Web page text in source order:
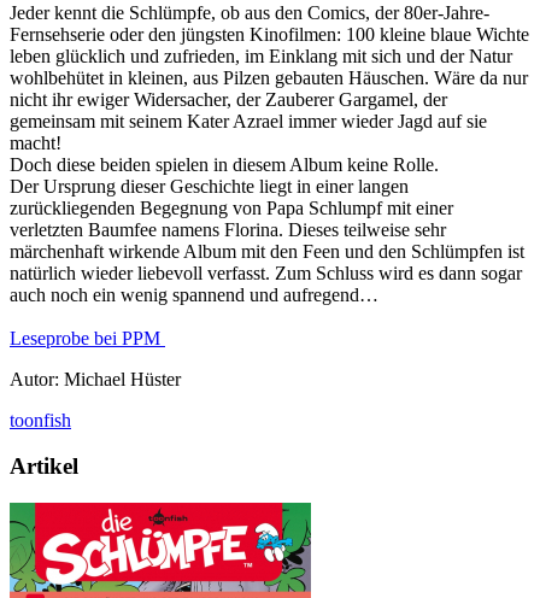
Jeder kennt die Schlümpfe, ob aus den Comics, der 80er-Jahre-
Fernsehserie oder den jüngsten Kinofilmen: 100 kleine blaue Wichte
leben glücklich und zufrieden, im Einklang mit sich und der Natur
wohlbehütet in kleinen, aus Pilzen gebauten Häuschen. Wäre da nur
nicht ihr ewiger Widersacher, der Zauberer Gargamel, der
gemeinsam mit seinem Kater Azrael immer wieder Jagd auf sie
macht!
Doch diese beiden spielen in diesem Album keine Rolle.
Der Ursprung dieser Geschichte liegt in einer langen
zurückliegenden Begegnung von Papa Schlumpf mit einer
verletzten Baumfee namens Florina. Dieses teilweise sehr
märchenhaft wirkende Album mit den Feen und den Schlümpfen ist
natürlich wieder liebevoll verfasst. Zum Schluss wird es dann sogar
auch noch ein wenig spannend und aufregend…
Leseprobe bei PPM
Autor: Michael Hüster
toonfish
Artikel